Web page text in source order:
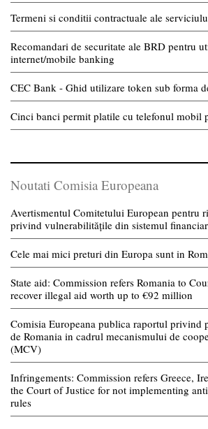
Termeni si conditii contractuale ale
Recomandari de securitate ale BRD pentru
internet/mobile banking
CEC Bank - Ghid utilizare token sub forma
Cinci banci permit platile cu telefonul mobil
Noutati Comisia Europeana
Avertismentul Comitetului European pentru
privind vulnerabilitățile din sistemul
Cele mai mici preturi din Europa sunt in
State aid: Commission refers Romania to
recover illegal aid worth up to €92 million
Comisia Europeana publica raportul privind
de Romania in cadrul mecanismului de
(MCV)
Infringements: Commission refers Greece,
the Court of Justice for not implementing
rules